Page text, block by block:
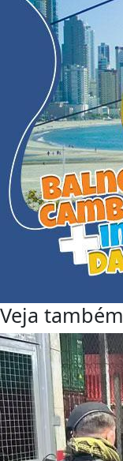
Veja também